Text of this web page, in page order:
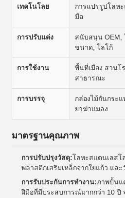
เทคโนโลย
การแปรรูปโลห
มือ
การปรับแต่ง
สนับสนุน OEM,
ขนาด, โลโก้
การใช้งาน
พื้นที่เมือง สวนโ
สาธารณะ
การบรรจุ
กล่องไม้กันกระ
ยาฆ่าแมลง
มาตรฐานคุณภาพ
การปรับปรุงวัสดุ:โลหะสแตนเลสโ
พลาสติกเสริมเหล็กจากใยแก้ว แล
การรับประกันการทํางาน:ภาพปั้นแ
ฝีมือที่มีประสบการณ์มากกว่า 10 ปี